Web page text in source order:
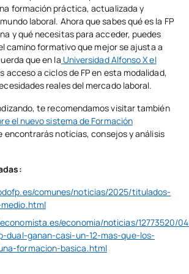
formación práctica, actualizada y
laboral. Ahora que sabes qué es la FP
y qué necesitas para acceder, puedes
camino formativo que mejor se ajusta a
que en la Universidad Alfonso X el
acceso a ciclos de FP en esta modalidad,
reales del mercado laboral.
te recomendamos visitar también
el nuevo sistema de Formación
encontrarás noticias, consejos y análisis
comunes/noticias/2025/titulados-
economia/noticias/12773520/
dual-ganan-casi-un-12-mas-que-los-
formacion-basica.html